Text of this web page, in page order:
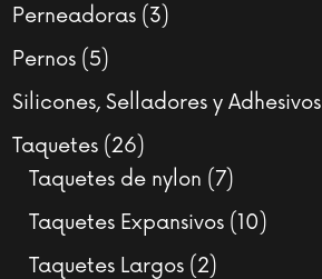
Perneadoras 33
Pernos 55
productos
Silicones, Selladores y Adhesivos
Taquetes 2626
productos
Taquetes de nylon 77
productos
Taquetes Expansivos 1010
Taquetes Largos 22